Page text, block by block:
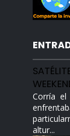
Corría
altur...